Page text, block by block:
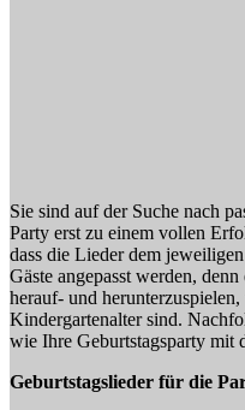
Sie sind auf der Suche nach
Party erst zu einem vollen
dass die Lieder dem
Gäste angepasst werden,
herauf- und
Kindergartenalter sind.
wie Ihre Geburtstagsparty mit
Geburtstagslieder für die